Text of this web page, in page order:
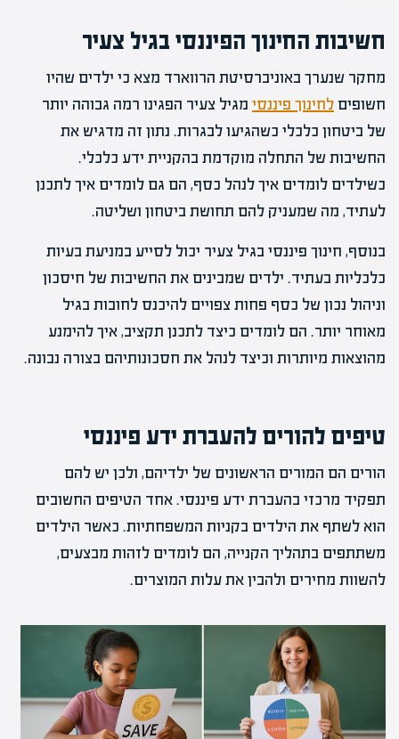
חשיבות החינוך הפיננסי בגיל צעיר
מחקר שנערך באוניברסיטת הרווארד מצא כי ילדים שהיו
חשופים לחינוך פיננסי מגיל צעיר הפגינו רמה גבוהה יותר
של ביטחון כלכלי כשהגיעו לבגרות. נתון זה מדגיש את
החשיבות של התחלה מוקדמת בהקניית ידע כלכלי.
כשילדים לומדים איך לנהל כסף, הם גם לומדים איך לתכנן
לעתיד, מה שמעניק להם תחושת ביטחון ושליטה.
בנוסף, חינוך פיננסי בגיל צעיר יכול לסייע במניעת בעיות
כלכליות בעתיד. ילדים שמבינים את החשיבות של חיסכון
וניהול נכון של כסף פחות צפויים להיכנס לחובות בגיל
מאוחר יותר. הם לומדים כיצד לתכנן תקציב, איך להימנע
מהוצאות מיותרות וכיצד לנהל את חסכונותיהם בצורה נבונה.
טיפים להורים להעברת ידע פיננסי
הורים הם המורים הראשונים של ילדיהם, ולכן יש להם
תפקיד מרכזי בהעברת ידע פיננסי. אחד הטיפים החשובים
הוא לשתף את הילדים בקניות המשפחתיות. כאשר הילדים
משתתפים בתהליך הקנייה, הם לומדים לזהות מבצעים,
להשוות מחירים ולהבין את עלות המוצרים.